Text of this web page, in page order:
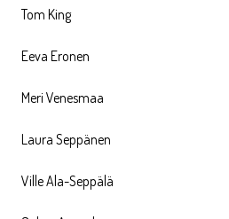
Tom King
Eeva Eronen
Meri Venesmaa
Laura Seppänen
Ville Ala-Seppälä